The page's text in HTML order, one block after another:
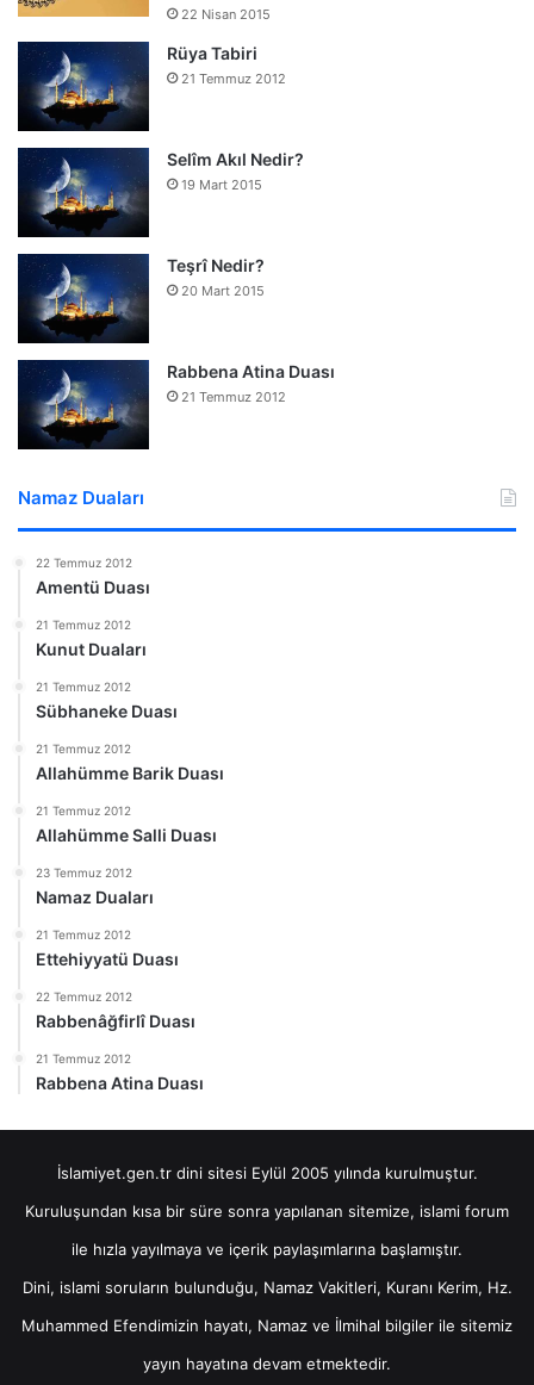
22 Nisan 2015
Rüya Tabiri
21 Temmuz 2012
Selîm Akıl Nedir?
19 Mart 2015
Teşrî Nedir?
20 Mart 2015
Rabbena Atina Duası
21 Temmuz 2012
Namaz Duaları
22 Temmuz 2012
Amentü Duası
21 Temmuz 2012
Kunut Duaları
21 Temmuz 2012
Sübhaneke Duası
21 Temmuz 2012
Allahümme Barik Duası
21 Temmuz 2012
Allahümme Salli Duası
23 Temmuz 2012
Namaz Duaları
21 Temmuz 2012
Ettehiyyatü Duası
22 Temmuz 2012
Rabbenâğfirlî Duası
21 Temmuz 2012
Rabbena Atina Duası
İslamiyet.gen.tr dini sitesi Eylül 2005 yılında kurulmuştur.
Kuruluşundan kısa bir süre sonra yapılanan sitemize, islami forum
ile hızla yayılmaya ve içerik paylaşımlarına başlamıştır.
Dini, islami soruların bulunduğu, Namaz Vakitleri, Kuranı Kerim, Hz.
Muhammed Efendimizin hayatı, Namaz ve İlmihal bilgiler ile sitemiz
yayın hayatına devam etmektedir.